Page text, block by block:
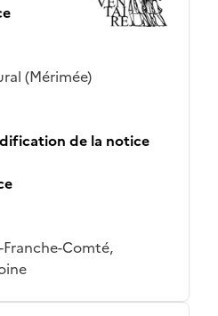
(Mérimée)
de la notice
Comté,